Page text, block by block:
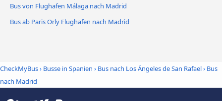
Bus von Flughafen Málaga nach Madrid
Bus ab Paris Orly Flughafen nach Madrid
CheckMyBus› Busse in Spanien › Bus nach Los Ángeles de San Rafael› Bus
nach Madrid